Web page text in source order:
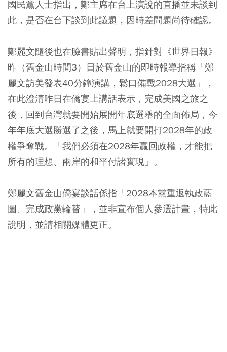
國民黨人士指出，鄭主席在台上演說的直播並未談到
此，是否在台下談到此議題，因時差問題尚待確認。
鄭麗文隨後也在臉書貼出聲明，指針對《世界日報》
昨（舊金山時間3）日於舊金山的即時報導指稱「鄭
麗文訪美發表40分鐘演講，鬆口備戰2028大選」，
在此澄清昨日在僑宴上講話表示，完成美國之旅之
後，回到台灣就要開始展開年底選舉的全面佈局，今
年年底大選勝選了之後，馬上就要開打2028年的政
權爭奪戰。「我們必須在2028年贏回政權，才能把
所有的理想、兩岸的和平付諸實現」。
鄭麗文舊金山僑宴談話係指「2028本黨重返執政藍
圖、完成政黨輪替」，並非宣布個人參選計畫，特此
說明，並請相關媒體更正。